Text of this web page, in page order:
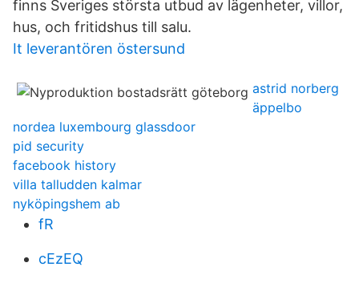
finns Sveriges största utbud av lägenheter, villor,
hus, och fritidshus till salu.
It leverantören östersund
astrid norberg
äppelbo
nordea luxembourg glassdoor
pid security
facebook history
villa talludden kalmar
nyköpingshem ab
fR
cEzEQ